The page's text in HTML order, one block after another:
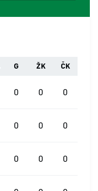
G ŽK ČK
0 0 0
0 0 0
0 0 0